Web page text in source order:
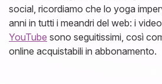
social, ricordiamo che lo yoga
anni in tutti i meandri del web: i
YouTube sono seguitissimi, così
online acquistabili in abbonamento.